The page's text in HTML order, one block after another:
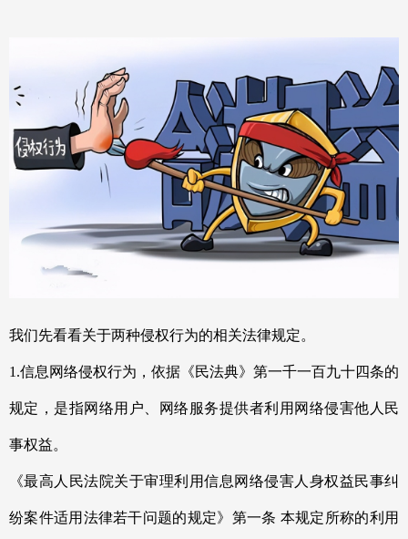
我们先看看关于两种侵权行为的相关法律规定。
1.信息网络侵权行为，依据《民法典》第一千一百九十四条的
规定，是指网络用户、网络服务提供者利用网络侵害他人民
事权益。
《最高人民法院关于审理利用信息网络侵害人身权益民事纠
纷案件适用 法律若干问题的规定》第一条 本规定所称的利用